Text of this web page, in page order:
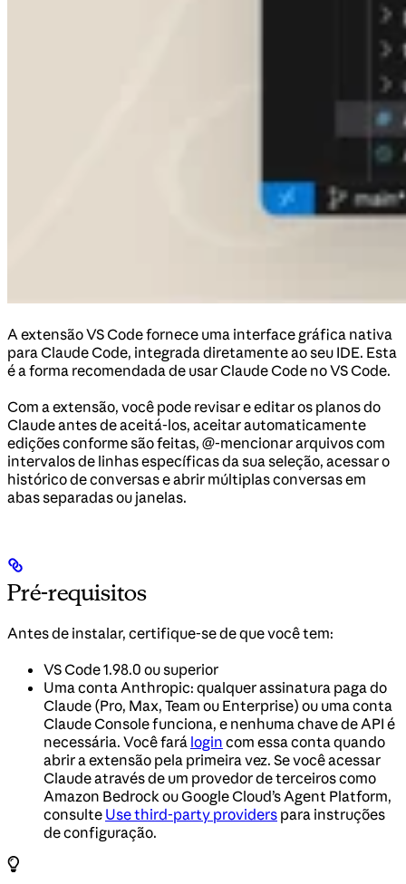
A extensão VS Code fornece uma interface gráfica nativa
para Claude Code, integrada diretamente ao seu IDE. Esta
é a forma recomendada de usar Claude Code no VS Code.
Com a extensão, você pode revisar e editar os planos do
Claude antes de aceitá-los, aceitar automaticamente
edições conforme são feitas, @-mencionar arquivos com
intervalos de linhas específicas da sua seleção, acessar o
histórico de conversas e abrir múltiplas conversas em
abas separadas ou janelas.
Pré-requisitos
Antes de instalar, certifique-se de que você tem:
VS Code 1.98.0 ou superior
Uma conta Anthropic: qualquer assinatura paga do
Claude (Pro, Max, Team ou Enterprise) ou uma conta
Claude Console funciona, e nenhuma chave de API é
necessária. Você fará login com essa conta quando
abrir a extensão pela primeira vez. Se você acessar
Claude através de um provedor de terceiros como
Amazon Bedrock ou Google Cloud’s Agent Platform,
consulte Use third-party providers para instruções
de configuração.